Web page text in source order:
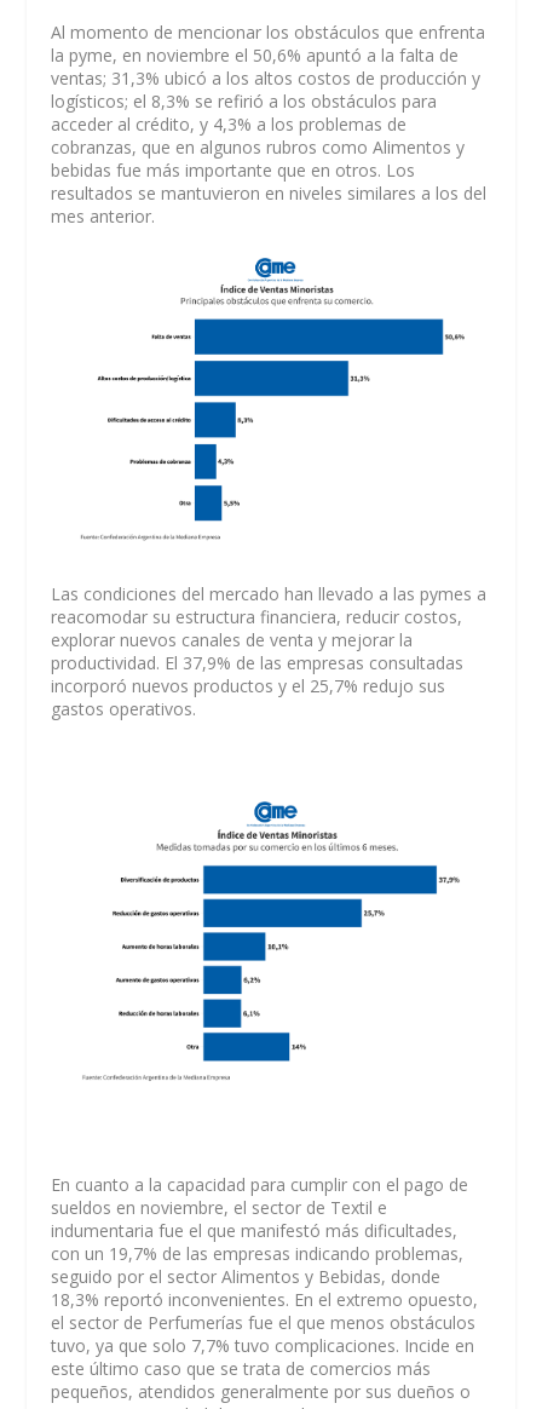
Al momento de mencionar los obstáculos que enfrenta
la pyme, en noviembre el 50,6% apuntó a la falta de
ventas; 31,3% ubicó a los altos costos de producción y
logísticos; el 8,3% se refirió a los obstáculos para
acceder al crédito, y 4,3% a los problemas de
cobranzas, que en algunos rubros como Alimentos y
bebidas fue más importante que en otros. Los
resultados se mantuvieron en niveles similares a los del
mes anterior.
Las condiciones del mercado han llevado a las pymes a
reacomodar su estructura financiera, reducir costos,
explorar nuevos canales de venta y mejorar la
productividad. El 37,9% de las empresas consultadas
incorporó nuevos productos y el 25,7% redujo sus
gastos operativos.
En cuanto a la capacidad para cumplir con el pago de
sueldos en noviembre, el sector de Textil e
indumentaria fue el que manifestó más dificultades,
con un 19,7% de las empresas indicando problemas,
seguido por el sector Alimentos y Bebidas, donde
18,3% reportó inconvenientes. En el extremo opuesto,
el sector de Perfumerías fue el que menos obstáculos
tuvo, ya que solo 7,7% tuvo complicaciones. Incide en
este último caso que se trata de comercios más
pequeños, atendidos generalmente por sus dueños o